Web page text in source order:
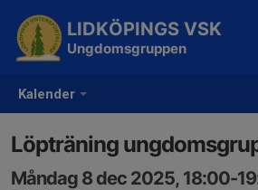
Kalender
LIDKÖPINGS VSK
Ungdomsgruppen
Löpträning
Måndag 8 dec 2025, 18:00-